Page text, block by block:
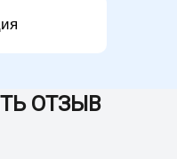
ОТЗЫВ